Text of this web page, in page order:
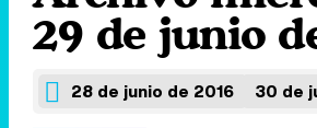
29 de junio
28 de junio de 2016 30 de